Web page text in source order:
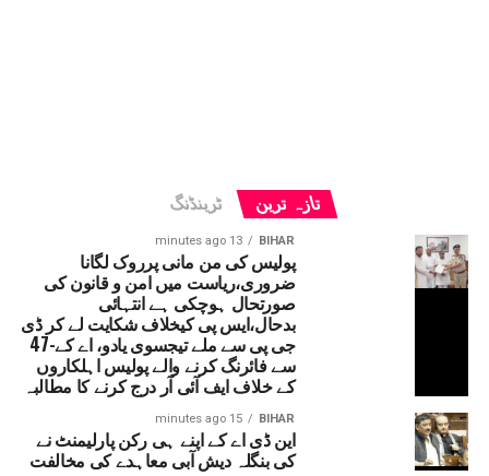
تازہ ترین ٹرینڈنگ
BIHAR
13 minutes ago
پولیس کی من مانی پرروک لگانا
ضروری،ریاست میں امن و قانون کی
صورتحال ہوچکی ہے انتہائی
بدحال،ایس پی کیخلاف شکایت لے کر ڈی
جی پی سے ملے تیجسوی یادو، اے کے-47
سے فائرنگ کرنے والے پولیس اہلکاروں
کے خلاف ایف آئی آر درج کرنے کا مطالبہ
BIHAR
15 minutes ago
این ڈی اے کے اپنے ہی رکن پارلیمنٹ نے
کی بنگلہ دیش آبی معاہدے کی مخالفت